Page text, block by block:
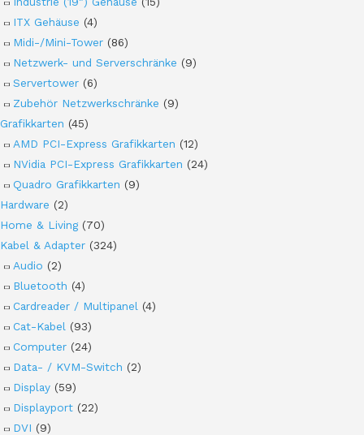
ITX Gehäuse (4)
Midi-/Mini-Tower (86)
Netzwerk- und Serverschränke (9)
Servertower (6)
Zubehör Netzwerkschränke (9)
Grafikkarten (45)
AMD PCI-Express Grafikkarten (12)
NVidia PCI-Express Grafikkarten (24)
Quadro Grafikkarten (9)
Hardware (2)
Home & Living (70)
Kabel & Adapter (324)
Audio (2)
Bluetooth (4)
Cardreader / Multipanel (4)
Cat-Kabel (93)
Computer (24)
Data- / KVM-Switch (2)
Display (59)
Displayport (22)
DVI (9)